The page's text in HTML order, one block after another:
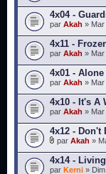
4x04 -
par Akah » Mar
4x11 -
par Akah » Mar
4x01 -
par Akah » Mar
4x10 - It's A
par Akah » Mar
4x12 - Don't
par Akah »
4x14 -
par Kerni »